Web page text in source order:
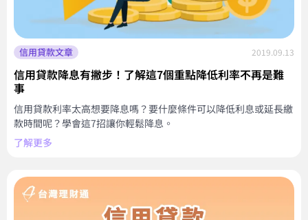
信用貸款文章 2019.09.13
信用貸款降息有撇步！了解這7個重點降低利率不再是難
事
信用貸款利率太高想要降息嗎？要什麼條件可以降低利息或延長繳
款時間呢？學會這7招讓你輕鬆降息。
了解更多